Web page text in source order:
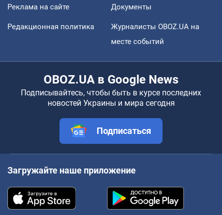
Реклама на сайте Документы
Редакционная политика
Журналисты OBOZ.UA на
месте событий
OBOZ.UA в Google News
Подписывайтесь, чтобы быть в курсе последних
новостей Украины и мира сегодня
Подписаться
Загружайте наше приложение